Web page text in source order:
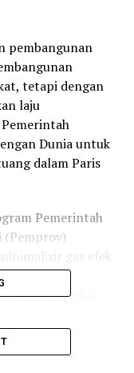
pembangunan
tetapi dengan
laju
Dunia untuk
dalam Paris
Pemerintah
(Pemprov)
dengan
Pembangkit
membangun
Rooftop di